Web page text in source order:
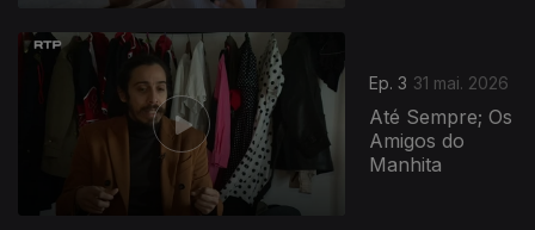
Ep. 3 31 mai. 2026
Até Sempre; Os
Amigos do
Manhita